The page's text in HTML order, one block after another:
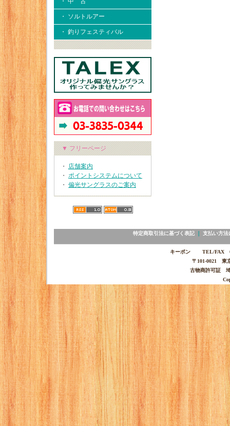
・ ソルトルアー
・ 釣りフェスティバル
▼ フリーページ
・ 店舗案内
・ ポイントシステムについて
・ 偏光サングラスのご案内
特定商取引法に基づく表記｜ 支払い方法
キーポン TEL/FAX
〒101-0021 東
古物商許可証